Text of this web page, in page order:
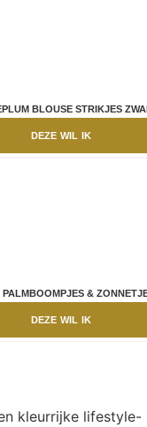
BLOUSE STRIKJES
DEZE WIL IK
PALMBOOMPJES &
DEZE WIL IK
kleurrijke lifestyle-